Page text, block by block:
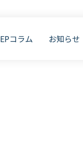
EPコラム お知らせ